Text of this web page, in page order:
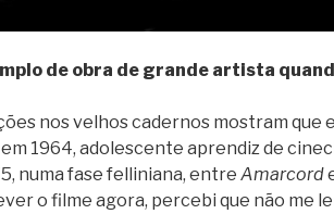
de obra de grande artista
nos velhos cadernos mostram que
em 1964, adolescente aprendiz de
numa fase felliniana, entre Amarcord
o filme agora, percebi que não me